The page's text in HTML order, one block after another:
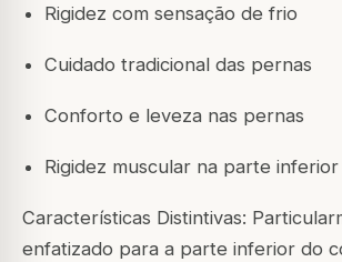
Rigidez com sensação de frio
Cuidado tradicional das pernas
Conforto e leveza nas pernas
Rigidez muscular na parte
Características Distintivas:
enfatizado para a parte inferior do